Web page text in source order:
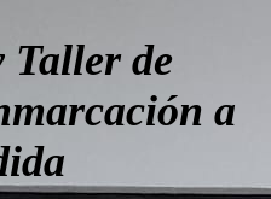
Taller de
a